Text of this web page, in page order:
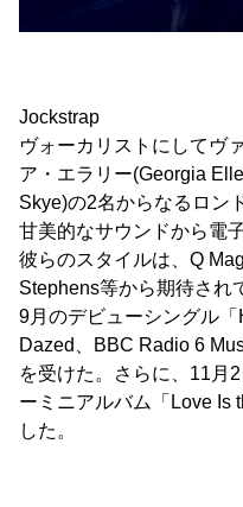
Jockstrap
ヴォーカリストにしてヴ
ア・エラリー(Georgia
Skye)の2名からなるロン
甘美的なサウンドから電
彼らのスタイルは、Q
Stephens等から期待され
9月のデビューシングル「
Dazed、BBC Radio 6
を受けた。さらに、11月
ーミニアルバム「Love Is
した。